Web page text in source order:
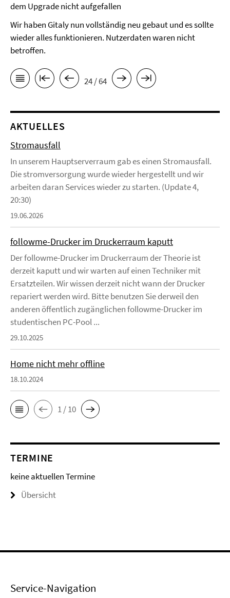
dem Upgrade nicht aufgefallen
Wir haben Gitaly nun vollständig neu gebaut und es sollte
wieder alles funktionieren. Nutzerdaten waren nicht
betroffen.
24 / 64
AKTUELLES
Stromausfall
In unserem Hauptserverraum gab es einen Stromausfall.
Die stromversorgung wurde wieder hergestellt und wir
arbeiten daran Services wieder zu starten. (Update 4,
20:30)
19.06.2026
followme-Drucker im Druckerraum kaputt
Der followme-Drucker im Druckerraum der Theorie ist
derzeit kaputt und wir warten auf einen Techniker mit
Ersatzteilen. Wir wissen derzeit nicht wann der Drucker
repariert werden wird. Bitte benutzen Sie derweil den
anderen öffentlich zugänglichen followme-Drucker im
studentischen PC-Pool ...
29.10.2025
Home nicht mehr offline
18.10.2024
1 / 10
TERMINE
keine aktuellen Termine
Übersicht
Service-Navigation